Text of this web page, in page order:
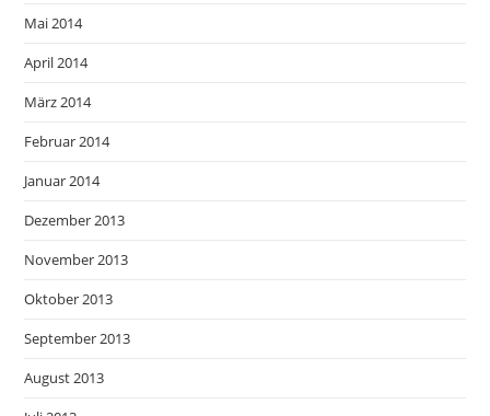
Mai 2014
April 2014
März 2014
Februar 2014
Januar 2014
Dezember 2013
November 2013
Oktober 2013
September 2013
August 2013